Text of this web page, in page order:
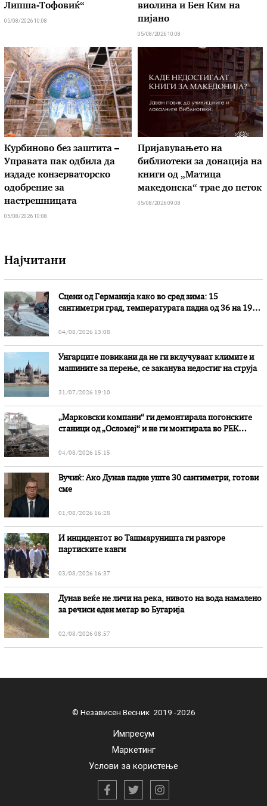
Липша-Тофовиќ“
05/08/2026 10:08
виолина и Бен Ким на
пијано
05/08/2026 10:08
Курбиново без заштита –
Управата пак одбила да
издаде конзерваторско
одобрение за
настрешницата
05/08/2026 10:08
Пријавувањето на
библиотеки за донација на
книги од „Матица
македонска“ трае до петок
05/08/2026 09:08
Најчитани
Сцени од Германија како во сред зима: 15
сантиметри град, температурата падна од 36 на 19
04/08/2026 13:08
Унгарците повикани да не ги вклучуваат климите и
машините за перење, се заканува недостиг на струја
31/07/2026 19:10
„Марковски компани“ ги демонтирала погонските
станици од „Осломеј“ и не ги монтирала во РЕК
04/08/2026 15:15
Вучиќ: Ако Дунав падне уште 30 сантиметри, готови
сме
01/08/2026 16:28
И инцидентот во Ташмаруништa ги разгоре
партиските кавги
03/08/2026 16:37
Дунав веќе не личи на река, нивото на вода намалено
за речиси еден метар во Бугарија
02/08/2026 08:57
© Независен Весник 2019 -2026
Импресум
Маркетинг
Услови за користење